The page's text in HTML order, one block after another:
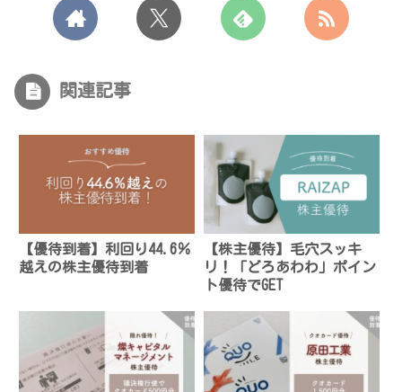
関連記事
【優待到着】利回り44.6％
越えの株主優待到着
【株主優待】毛穴スッキ
リ！「どろあわわ」ポイン
ト優待でGET